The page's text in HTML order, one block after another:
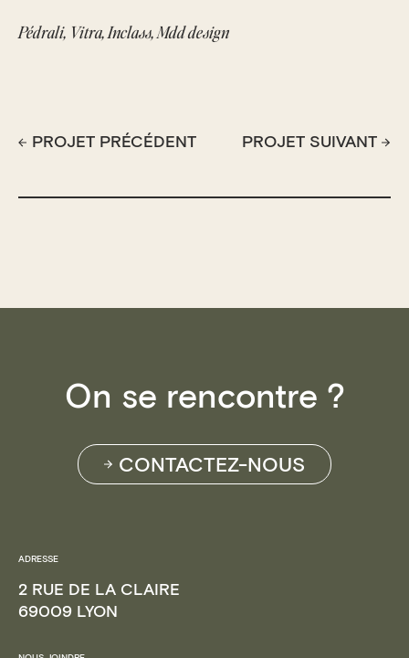
Pédrali, Vitra, Inclass, Mdd design
PROJET PRÉCÉDENT PROJET SUIVANT
On se rencontre ?
CONTACTEZ-NOUS
ADRESSE
2 RUE DE LA CLAIRE
69009 LYON